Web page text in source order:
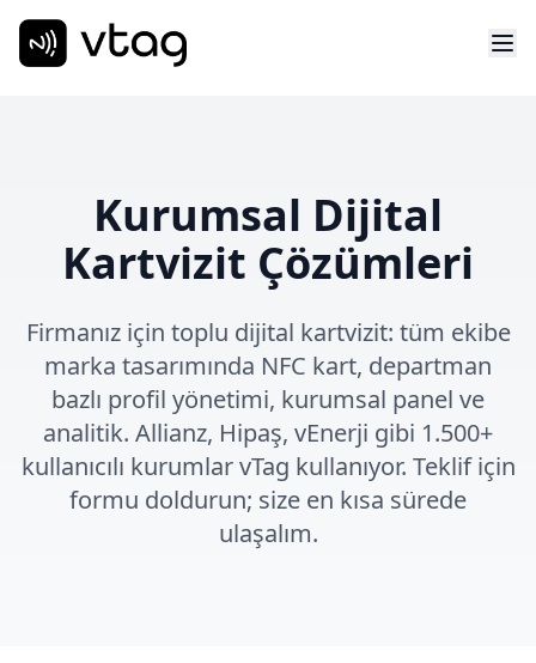
Kurumsal Dijital
Kartvizit Çözümleri
Firmanız için toplu dijital kartvizit: tüm ekibe
marka tasarımında NFC kart, departman
bazlı profil yönetimi, kurumsal panel ve
analitik. Allianz, Hipaş, vEnerji gibi 1.500+
kullanıcılı kurumlar vTag kullanıyor. Teklif için
formu doldurun; size en kısa sürede
ulaşalım.